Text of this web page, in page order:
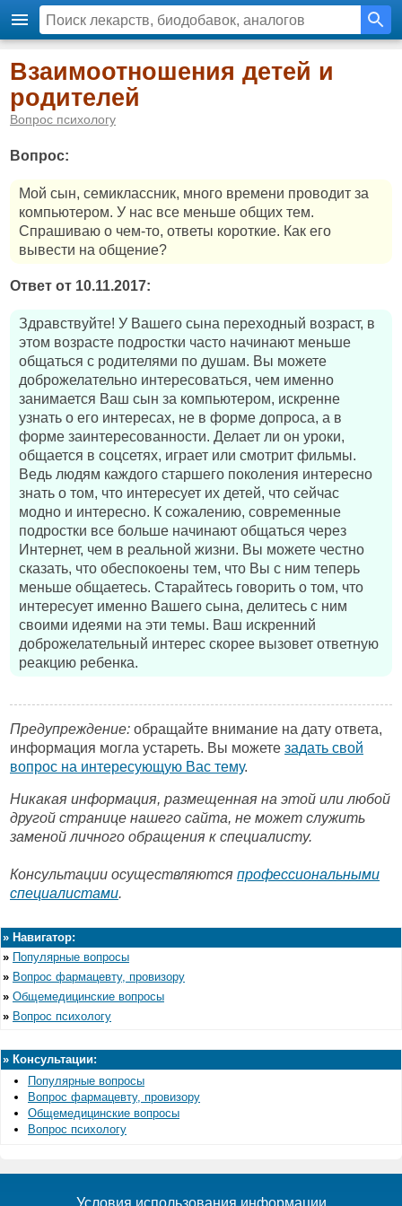
Взаимоотношения детей и
родителей
Вопрос психологу
Вопрос:
Мой сын, семиклассник, много времени проводит за
компьютером. У нас все меньше общих тем.
Спрашиваю о чем-то, ответы короткие. Как его
вывести на общение?
Ответ от 10.11.2017:
Здравствуйте! У Вашего сына переходный возраст, в
этом возрасте подростки часто начинают меньше
общаться с родителями по душам. Вы можете
доброжелательно интересоваться, чем именно
занимается Ваш сын за компьютером, искренне
узнать о его интересах, не в форме допроса, а в
форме заинтересованности. Делает ли он уроки,
общается в соцсетях, играет или смотрит фильмы.
Ведь людям каждого старшего поколения интересно
знать о том, что интересует их детей, что сейчас
модно и интересно. К сожалению, современные
подростки все больше начинают общаться через
Интернет, чем в реальной жизни. Вы можете честно
сказать, что обеспокоены тем, что Вы с ним теперь
меньше общаетесь. Старайтесь говорить о том, что
интересует именно Вашего сына, делитесь с ним
своими идеями на эти темы. Ваш искренний
доброжелательный интерес скорее вызовет ответную
реакцию ребенка.
Предупреждение: обращайте внимание на дату ответа,
информация могла устареть. Вы можете задать свой
вопрос на интересующую Вас тему.
Никакая информация, размещенная на этой или любой
другой странице нашего сайта, не может служить
заменой личного обращения к специалисту.
Консультации осуществляются профессиональными
специалистами.
» Навигатор:
» Популярные вопросы
» Вопрос фармацевту, провизору
» Общемедицинские вопросы
» Вопрос психологу
» Консультации:
Популярные вопросы
Вопрос фармацевту, провизору
Общемедицинские вопросы
Вопрос психологу
Условия использования информации